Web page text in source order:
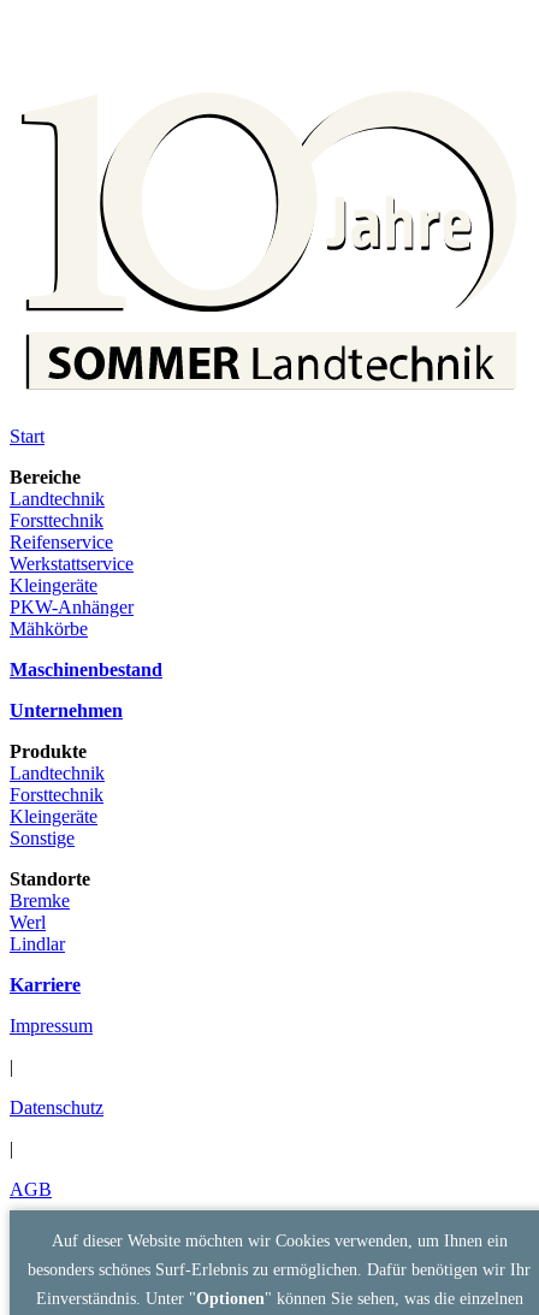
Start
Bereiche
Landtechnik
Forsttechnik
Reifenservice
Werkstattservice
Kleingeräte
PKW-Anhänger
Mähkörbe
Maschinenbestand
Unternehmen
Produkte
Landtechnik
Forsttechnik
Kleingeräte
Sonstige
Standorte
Bremke
Werl
Lindlar
Karriere
Impressum
Datenschutz
AGB
Auf dieser Website möchten wir Cookies verwenden, um Ihnen ein
besonders schönes Surf-Erlebnis zu ermöglichen. Dafür benötigen wir Ihr
Einverständnis. Unter "Optionen" können Sie sehen, was die einzelnen